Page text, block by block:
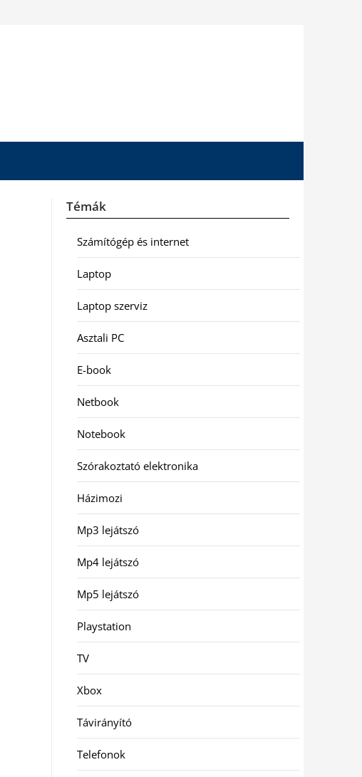
Témák
Számítógép és internet
Laptop
Laptop szerviz
Asztali PC
E-book
Netbook
Notebook
Szórakoztató elektronika
Házimozi
Mp3 lejátszó
Mp4 lejátszó
Mp5 lejátszó
Playstation
TV
Xbox
Távirányító
Telefonok